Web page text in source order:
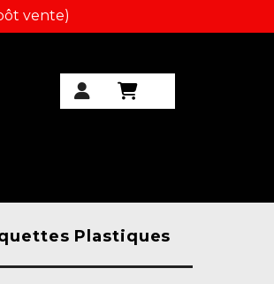
vente)
Plastiques